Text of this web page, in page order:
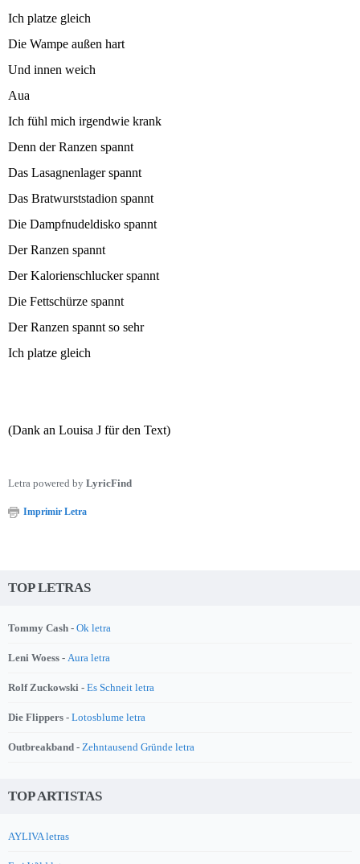
Ich platze gleich
Die Wampe außen hart
Und innen weich
Aua
Ich fühl mich irgendwie krank
Denn der Ranzen spannt
Das Lasagnenlager spannt
Das Bratwurststadion spannt
Die Dampfnudeldisko spannt
Der Ranzen spannt
Der Kalorienschlucker spannt
Die Fettschürze spannt
Der Ranzen spannt so sehr
Ich platze gleich
(Dank an Louisa J für den Text)
Letra powered by LyricFind
Imprimir Letra
TOP LETRAS
Tommy Cash - Ok letra
Leni Woess - Aura letra
Rolf Zuckowski - Es Schneit letra
Die Flippers - Lotosblume letra
Outbreakband - Zehntausend Gründe letra
TOP ARTISTAS
AYLIVA letras